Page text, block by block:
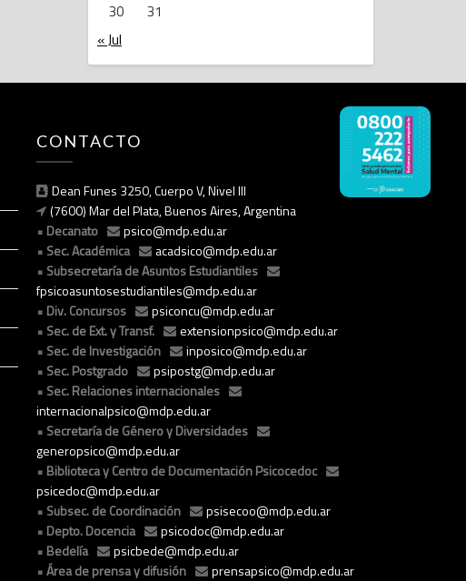
30
31
« Jul
CONTACTO
Dean Funes 3250, Cuerpo V, Nivel III
(7600) Mar del Plata, Buenos Aires, Argentina
Decanato
psico@mdp.edu.ar
Sec. Académica
acadsico@mdp.edu.ar
Subsecretaría de Asuntos Estudiantiles
fpsicoasuntosestudiantiles@mdp.edu.ar
Div. Concursos
psiconcu@mdp.edu.ar
Sec. de Ext. y Transf.
extensionpsico@mdp.edu.ar
Sec. de Investigación
inposico@mdp.edu.ar
Sec. Postgrado
psipostg@mdp.edu.ar
Sec. Relaciones internacionales
internacionalpsico@mdp.edu.ar
Secretaría de Género y Diversidades
generopsico@mdp.edu.ar
Biblioteca y Centro de Documentación Psicocedoc
psicedoc@mdp.edu.ar
Subsec. de Coordinación
psisecoo@mdp.edu.ar
Depto. Docencia
psicodoc@mdp.edu.ar
Bedelía
psicbede@mdp.edu.ar
Área de prensa y difusión
prensapsico@mdp.edu.ar